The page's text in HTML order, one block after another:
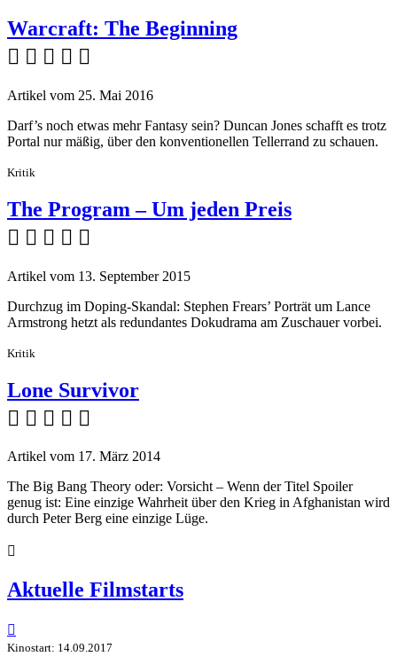
Warcraft: The Beginning
    
Artikel vom 25. Mai 2016
Darf’s noch etwas mehr Fantasy sein? Duncan Jones schafft es trotz
Portal nur mäßig, über den konventionellen Tellerrand zu schauen.
Kritik
The Program – Um jeden Preis
    
Artikel vom 13. September 2015
Durchzug im Doping-Skandal: Stephen Frears’ Porträt um Lance
Armstrong hetzt als redundantes Dokudrama am Zuschauer vorbei.
Kritik
Lone Survivor
    
Artikel vom 17. März 2014
The Big Bang Theory oder: Vorsicht – Wenn der Titel Spoiler
genug ist: Eine einzige Wahrheit über den Krieg in Afghanistan wird
durch Peter Berg eine einzige Lüge.

Aktuelle Filmstarts

Kinostart: 14.09.2017